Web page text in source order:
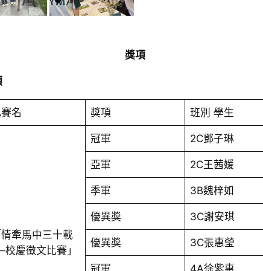
獎項
名 獎項 班別 學生
牽馬中三十載
校慶徵文比賽」
冠軍 2C鄧子琳
亞軍 2C王茜媛
季軍 3B魏梓如
優異獎 3C謝安琪
優異獎 3C張惠瑩
冠軍 4A徐紫惠